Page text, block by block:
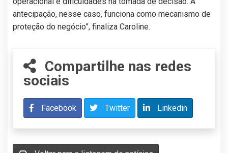
antecipação, nesse caso, funciona como mecanismo de
proteção do negócio”, finaliza Caroline.
Compartilhe nas redes
sociais
Facebook Twitter Linkedin